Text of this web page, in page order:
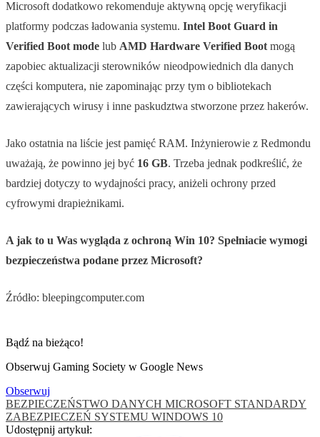
Microsoft dodatkowo rekomenduje aktywną opcję weryfikacji
platformy podczas ładowania systemu. Intel Boot Guard in
Verified Boot mode lub AMD Hardware Verified Boot mogą
zapobiec aktualizacji sterowników nieodpowiednich dla danych
części komputera, nie zapominając przy tym o bibliotekach
zawierających wirusy i inne paskudztwa stworzone przez hakerów.
Jako ostatnia na liście jest pamięć RAM. Inżynierowie z Redmondu
uważają, że powinno jej być 16 GB. Trzeba jednak podkreślić, że
bardziej dotyczy to wydajności pracy, aniżeli ochrony przed
cyfrowymi drapieżnikami.
A jak to u Was wygląda z ochroną Win 10? Spełniacie wymogi
bezpieczeństwa podane przez Microsoft?
Źródło: bleepingcomputer.com
Bądź na bieżąco!
Obserwuj Gaming Society w Google News
Obserwuj
BEZPIECZEŃSTWO DANYCH MICROSOFT STANDARDY
ZABEZPIECZEŃ SYSTEMU WINDOWS 10
Udostępnij artykuł: